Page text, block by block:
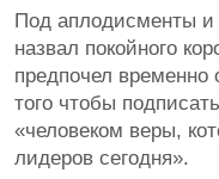
Под аплодисменты и
назвал покойного
предпочел временно
того чтобы
«человеком веры,
лидеров сегодня».